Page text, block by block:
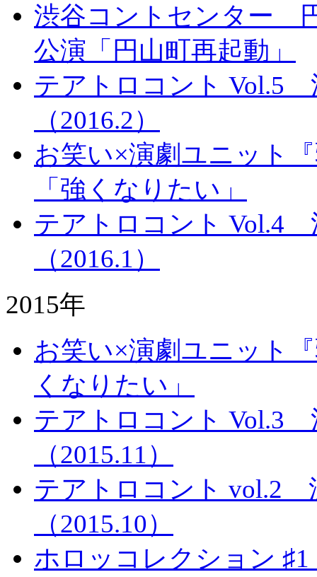
渋谷コントセンター
公演「円山町再起動」
テアトロコント Vol.5
（2016.2）
お笑い×演劇ユニット
「強くなりたい」
テアトロコント Vol.4
（2016.1）
2015年
お笑い×演劇ユニット
くなりたい」
テアトロコント Vol.3
（2015.11）
テアトロコント vol.2
（2015.10）
ホロッコレクション